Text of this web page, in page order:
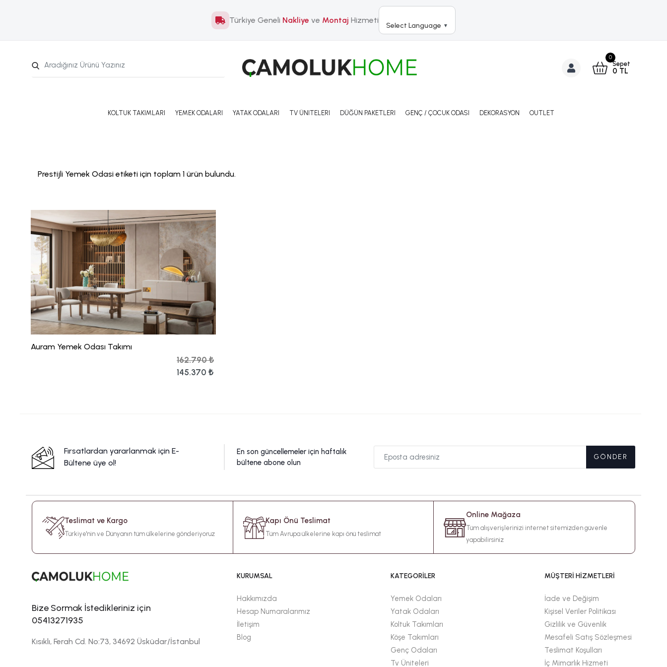
Türkiye Geneli Nakliye ve Montaj Hizmeti
Select Language ▼
0
Sepet
0 TL
KOLTUK TAKIMLARI YEMEK ODALARI YATAK ODALARI TV ÜNITELERI DÜĞÜN PAKETLERI GENÇ / ÇOCUK ODASI DEKORASYON OUTLET
Prestijli Yemek Odasi etiketi için toplam 1 ürün bulundu.
Auram Yemek Odası Takımı
162.790 ₺
145.370 ₺
Fırsatlardan yararlanmak için E-
Bültene üye ol!
En son güncellemeler için haftalık
bültene abone olun
GÖNDER
Teslimat ve Kargo
Türkiye'nin ve Dünyanın tüm ülkelerine gönderiyoruz
Kapı Önü Teslimat
Tüm Avrupa ülkelerine kapı önü teslimat
Online Mağaza
Tüm alışverişlerinizi internet sitemizden güvenle
yapabilirsiniz
Bize Sormak İstedikleriniz için
05413271935
Kısıklı, Ferah Cd. No:73, 34692 Üsküdar/İstanbul
KURUMSAL
Hakkımızda
Hesap Numaralarımız
İletişim
Blog
KATEGORİLER
Yemek Odaları
Yatak Odaları
Koltuk Takımları
Köşe Takımları
Genç Odaları
Tv Üniteleri
MÜŞTERİ HİZMETLERİ
İade ve Değişim
Kişisel Veriler Politikası
Gizlilik ve Güvenlik
Mesafeli Satış Sözleşmesi
Teslimat Koşulları
İç Mimarlık Hizmeti